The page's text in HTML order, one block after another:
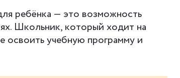
ребёнка — это возможность
Школьник, который ходит на
освоить учебную программу и